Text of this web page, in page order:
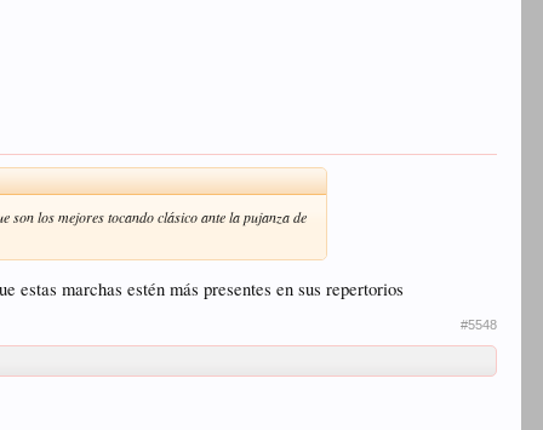
los mejores tocando clásico ante la pujanza de
estas marchas estén más presentes en sus repertorios
#5548